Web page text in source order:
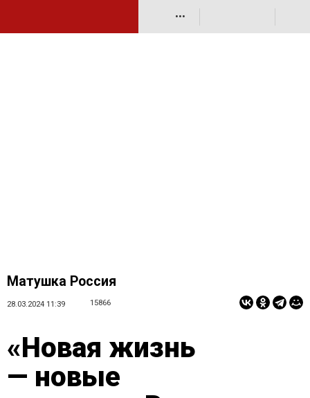
•••
Матушка Россия
28.03.2024 11:39 15866
«Новая жизнь
— новые